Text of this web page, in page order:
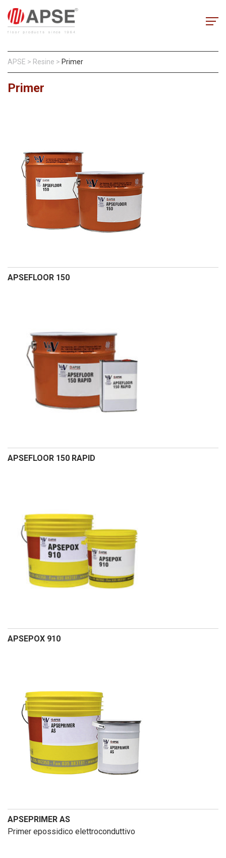
APSE > Resine > Primer
Primer
APSEFLOOR 150
APSEFLOOR 150 RAPID
APSEPOX 910
APSEPRIMER AS
Primer epossidico elettroconduttivo